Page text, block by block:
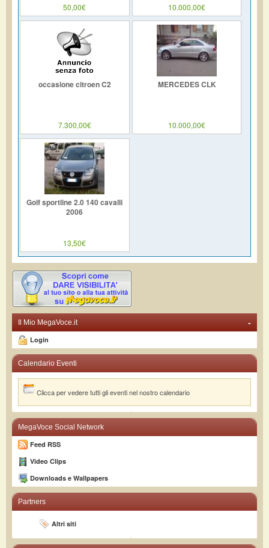
50,00€ 10.000,00€
occasione citroen C2
7.300,00€
MERCEDES CLK
10.000,00€
Golf sportline 2.0 140 cavalli
2006
13,50€
-
Il Mio MegaVoce.it
Login
Calendario Eventi
Clicca per vedere tutti gli eventi nel nostro calendario
MegaVoce Social Network
Feed RSS
Video Clips
Downloads e Wallpapers
Partners
Altri siti